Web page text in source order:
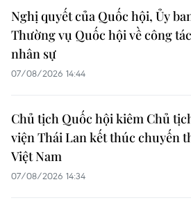
Nghị quyết của Quốc hội, Ủy
Thường vụ Quốc hội về công tác
nhân sự
07/08/2026 14:44
Chủ tịch Quốc hội kiêm Chủ
viện Thái Lan kết thúc chuyến
Việt Nam
07/08/2026 14:34